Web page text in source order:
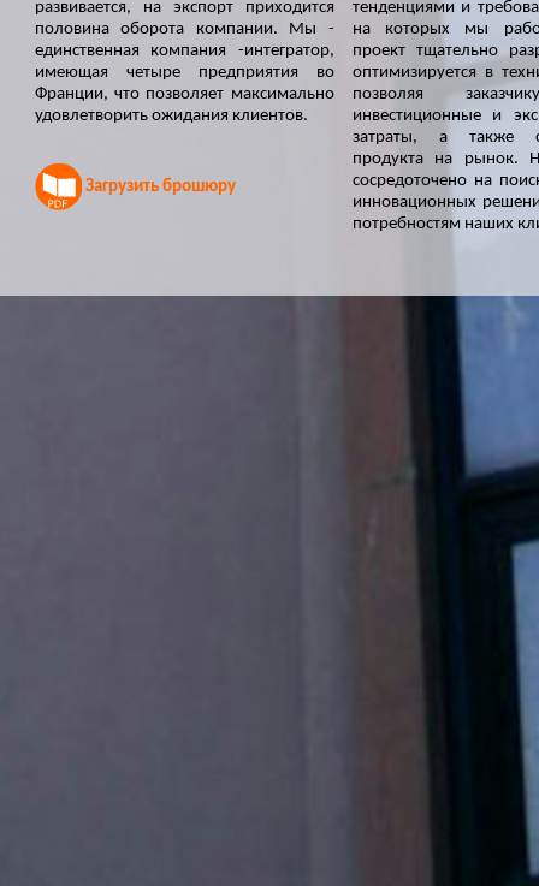
развивается, на экспорт приходится
половина оборота компании. Мы -
единственная компания -интегратор,
имеющая четыре предприятия во
Франции, что позволяет максимально
удовлетворить ожидания клиентов.
Загрузить брошюру
тенденциями и
на которых мы
проект тщательно
оптимизируется в
позволяя
инвестиционные и
затраты, а также
продукта на рынок.
сосредоточено на
инновационных
потребностям наших